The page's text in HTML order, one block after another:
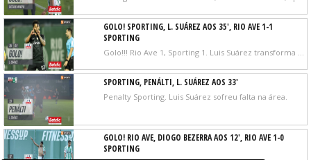
GOLO! SPORTING, L. SUÁREZ AOS 35', RIO AVE 1-1
SPORTING
SPORTING, PENÁLTI, L. SUÁREZ AOS 33'
Penalty Sporting. Luis Suárez sofreu falta na área.
GOLO! RIO AVE, DIOGO BEZERRA AOS 12', RIO AVE 1-0
SPORTING